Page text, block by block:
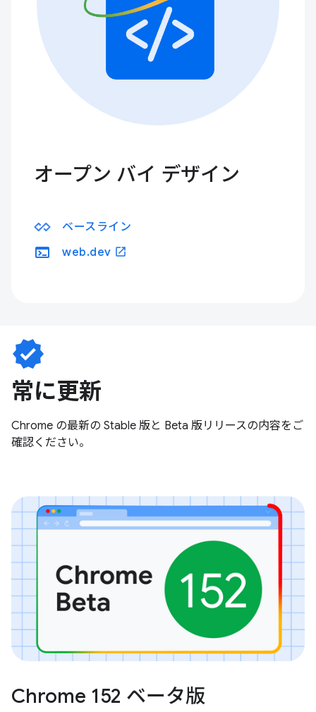
オープン バイ デザイン
ベースライン
terminal web.dev open_in_new
verified
常に更新
Chrome の最新の Stable 版と Beta 版リリースの内容をご
確認ください。
Chrome 152 ベータ版